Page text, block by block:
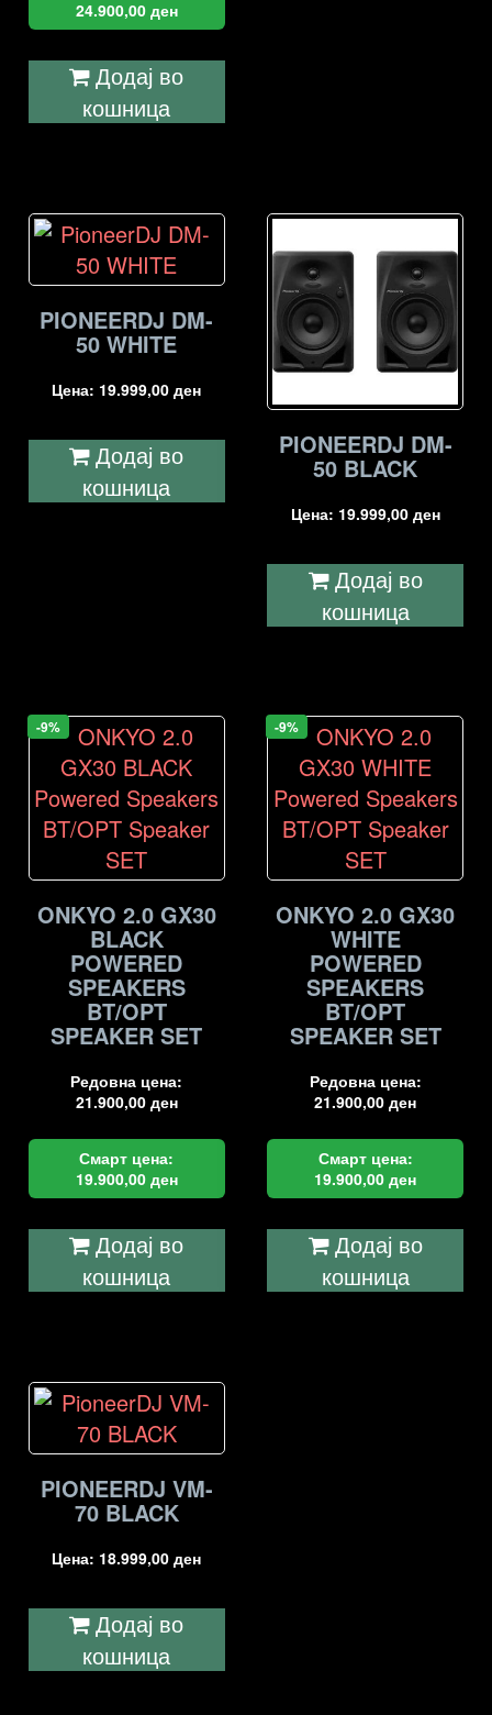
24.900,00 ден
Додај во
кошница
PIONEERDJ DM-
50 WHITE
Цена: 19.999,00ден
Додај во
кошница
PIONEERDJ DM-
50 BLACK
Цена: 19.999,00 ден
Додај во
кошница
-9%
ONKYO 2.0 GX30
BLACK
POWERED
SPEAKERS
BT/OPT
SPEAKER SET
Редовна цена:
21.900,00 ден
Смарт цена:
19.900,00 ден
Додај во
кошница
-9%
ONKYO 2.0 GX30
WHITE
POWERED
SPEAKERS
BT/OPT
SPEAKER SET
Редовна цена:
21.900,00ден
Смарт цена:
19.900,00ден
Додај во
кошница
PIONEERDJ VM-
70 BLACK
Цена: 18.999,00ден
Додај во
кошница